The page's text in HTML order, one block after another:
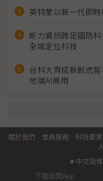
英特蒙以新一代即
昕力資訊跨足國防
全域定位科技
台科大育成新創虎
地端AI商用
關於我們 · 會員服務 · 科技產
·
■ 中文简
下載新聞App